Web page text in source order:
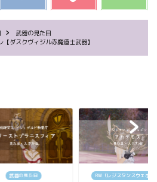
武器の見た目
【ダスクヴィジル赤魔道士武器】
武器の見た目 RW（レジスタンスウェポン